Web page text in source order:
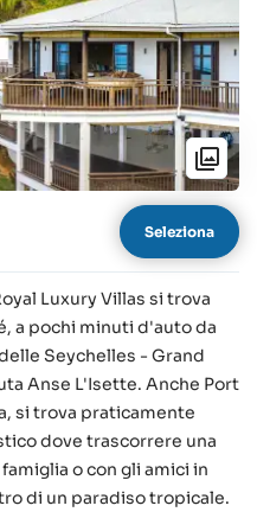
Seleziona
Luxury Villas si trova
a pochi minuti d'auto da
Seychelles - Grand
Anse L'Isette. Anche Port
si trova praticamente
dove trascorrere una
o con gli amici in
di un paradiso tropicale.